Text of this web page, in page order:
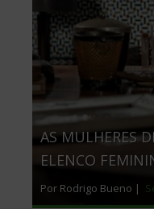
AS MULHERES
ELENCO
Por Rodrigo Bueno |